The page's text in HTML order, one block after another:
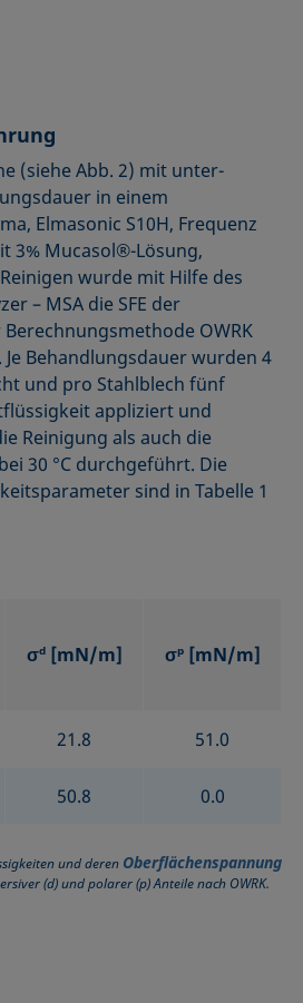
(siehe Abb. 2) mit unter­
in einem
Elmasonic S10H, Frequenz
3% Mucasol®-Lösung,
wurde mit Hilfe des
– MSA die SFE der
OWRK
Behandlungsdauer wurden 4
und pro Stahlblech fünf
appliziert und
Reinigung als auch die
30 °C durchgeführt. Die
sind in Tabelle 1
σd[mN/m] σp[mN/m]
21.8 51.0
50.8 0.0
und deren Oberflächenspannung
(d) und polarer (p) Anteile nach OWRK.